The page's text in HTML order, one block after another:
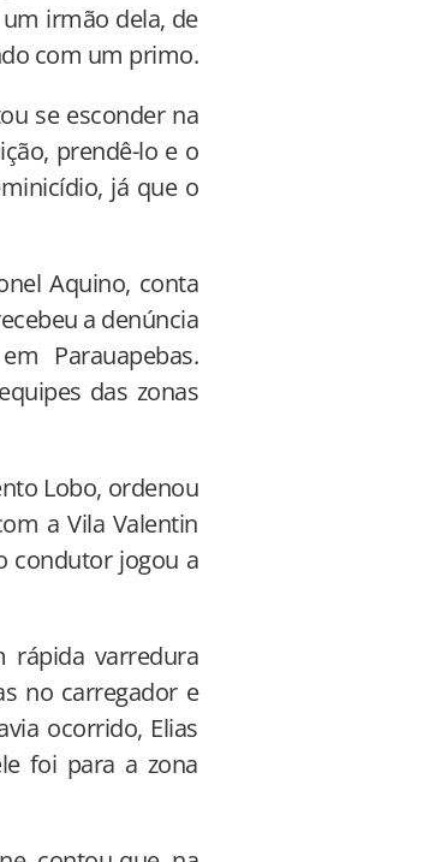
irmão dela, de
com um primo.
se esconder na
prendê-lo e o
já que o
Aquino, conta
a denúncia
Parauapebas.
das zonas
Lobo, ordenou
a Vila Valentin
condutor jogou a
rápida varredura
no carregador e
ocorrido, Elias
foi para a zona